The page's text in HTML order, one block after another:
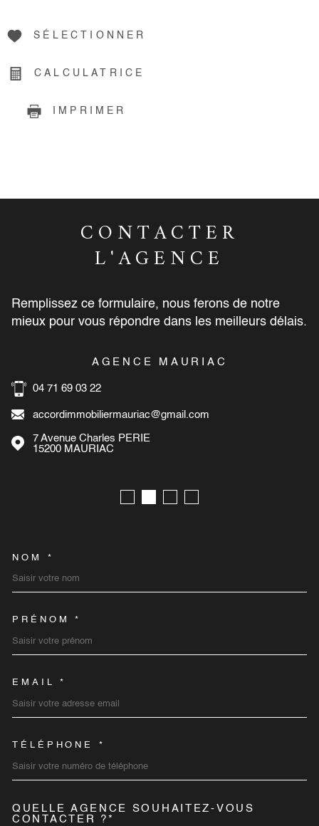
SÉLECTIONNER
CALCULATRICE
IMPRIMER
CONTACTER
L'AGENCE
Remplissez ce formulaire, nous ferons de notre
mieux pour vous répondre dans les meilleurs délais.
AGENCE MAURIAC
04 71 69 03 22
accordimmobiliermauriac@gmail.com
7 Avenue Charles PERIE
15200
MAURIAC
NOM *
PRÉNOM *
EMAIL *
TÉLÉPHONE *
QUELLE AGENCE SOUHAITEZ-VOUS
CONTACTER ?*